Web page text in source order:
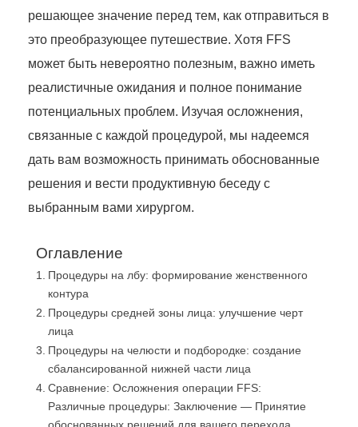
решающее значение перед тем, как отправиться в
это преобразующее путешествие. Хотя FFS
может быть невероятно полезным, важно иметь
реалистичные ожидания и полное понимание
потенциальных проблем. Изучая осложнения,
связанные с каждой процедурой, мы надеемся
дать вам возможность принимать обоснованные
решения и вести продуктивную беседу с
выбранным вами хирургом.
Оглавление
Процедуры на лбу: формирование женственного
контура
Процедуры средней зоны лица: улучшение черт
лица
Процедуры на челюсти и подбородке: создание
сбалансированной нижней части лица
Сравнение: Осложнения операции FFS:
Различные процедуры: Заключение — Принятие